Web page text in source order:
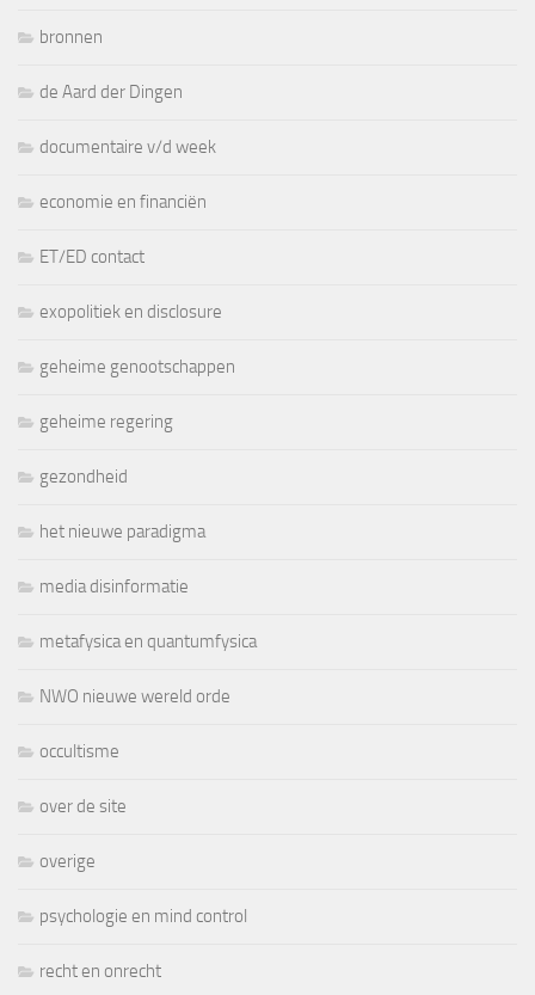
bronnen
de Aard der Dingen
documentaire v/d week
economie en financiën
ET/ED contact
exopolitiek en disclosure
geheime genootschappen
geheime regering
gezondheid
het nieuwe paradigma
media disinformatie
metafysica en quantumfysica
NWO nieuwe wereld orde
occultisme
over de site
overige
psychologie en mind control
recht en onrecht